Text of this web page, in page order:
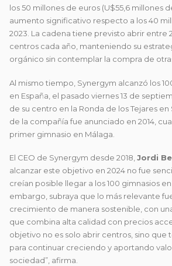
los 50 millones de euros (U$55,6 millones
aumento significativo respecto a los 40
2023. La cadena tiene previsto abrir entre
centros cada año, manteniendo su
orgánico sin contemplar la compra de
Al mismo tiempo, Synergym alcanzó los
en España, el pasado viernes 13 de
de su centro en la Ronda de los Tejares
de la compañía fue anunciado en 2014,
primer gimnasio en Málaga.
El CEO de Synergym desde 2018, Jordi
alcanzar este objetivo en 2024 no fue
creían posible llegar a los 100 gimnasios
embargo, subraya que lo más relevante
crecimiento de manera sostenible, con
que combina alta calidad con precios
objetivo no es solo abrir centros, sino que
para continuar creciendo y aportando
sociedad”, afirma.